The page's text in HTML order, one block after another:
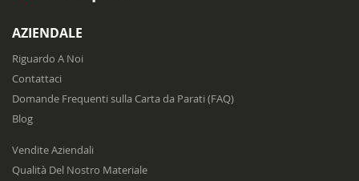
AZIENDALE
Riguardo A Noi
Contattaci
Domande Frequenti sulla Carta da Parati (FAQ)
Blog
Vendite Aziendali
Qualità Del Nostro Materiale